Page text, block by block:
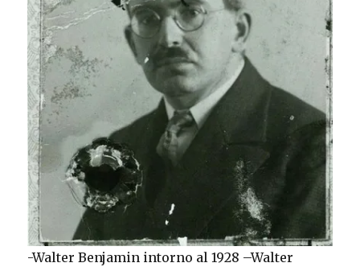
-Walter Benjamin intorno al 1928 –Walter